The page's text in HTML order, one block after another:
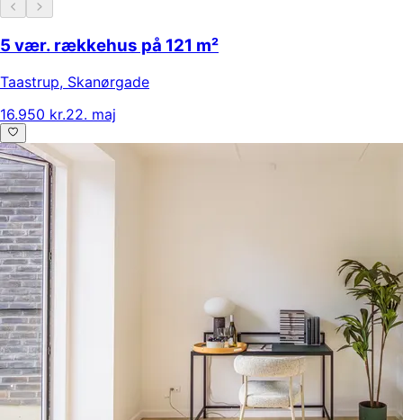
5 vær. rækkehus på 121 m²
Taastrup, Skanørgade
16.950 kr.22. maj